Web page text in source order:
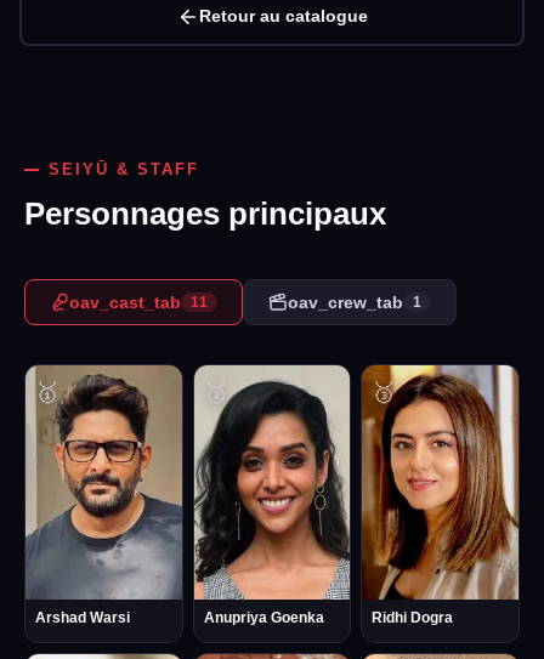
Retour au catalogue
SEIYŪ & STAFF
Personnages principaux
oav_cast_tab 11 oav_crew_tab 1
🥇
Arshad Warsi
🥈
Anupriya Goenka
🥉
Ridhi Dogra